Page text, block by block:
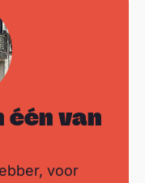
één van
voor